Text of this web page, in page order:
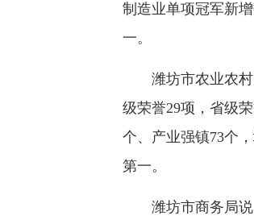
制造业单项冠军新
一。
潍坊市农业农村
级荣誉29项，省级
个、产业强镇73个
第一。
潍坊市商务局说